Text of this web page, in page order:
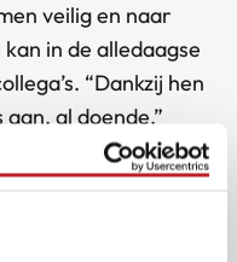
veilig en naar
in de alledaagse
“Dankzij hen
al doende.”
verdiepen in de
bij FireX zijn